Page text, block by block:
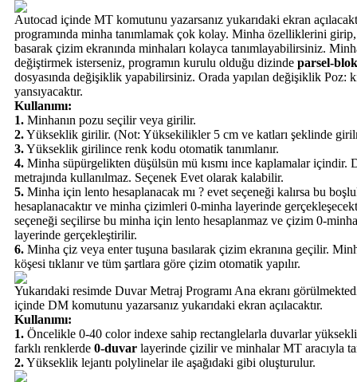
Autocad içinde MT komutunu yazarsanız yukarıdaki ekran
programında minha tanımlamak çok kolay. Minha özelliklerini
basarak çizim ekranında minhaları kolayca tanımlayabilirsiniz.
değiştirmek isterseniz, programın kurulu olduğu dizinde parsel-
dosyasında değişiklik yapabilirsiniz. Orada yapılan değişiklik Poz:
yansıyacaktır.
Kullanımı:
1. Minhanın pozu seçilir veya girilir.
2.Yükseklik girilir. (Not: Yüksekilikler 5 cm ve katları şeklinde
3.Yükseklik girilince renk kodu otomatik tanımlanır.
4. Minha süpürgelikten düşülsün mü kısmı ince kaplamalar içindir.
metrajında kullanılmaz. Seçenek Evet olarak kalabilir.
5. Minha için lento hesaplanacak mı ? evet seçeneği kalırsa bu
hesaplanacaktır ve minha çizimleri 0-minha layerinde
seçeneği seçilirse bu minha için lento hesaplanmaz ve çizim 0-
layerinde gerçekleştirilir.
6. Minha çiz veya enter tuşuna basılarak çizim ekranına geçilir.
köşesi tıklanır ve tüm şartlara göre çizim otomatik yapılır.
Yukarıdaki resimde Duvar Metraj Programı Ana ekranı
içinde DM komutunu yazarsanız yukarıdaki ekran açılacaktır.
Kullanımı:
1. Öncelikle 0-40 color indexe sahip rectanglelarla duvarlar
farklı renklerde 0-duvar layerinde çizilir ve minhalar MT aracıyla
2.Yükseklik lejantı polylinelar ile aşağıdaki gibi oluşturulur.